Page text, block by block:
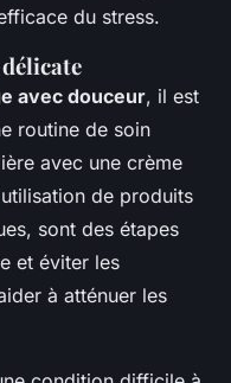
du stress.
avec douceur, il est
routine de soin
avec une crème
de produits
sont des étapes
et éviter les
à atténuer les